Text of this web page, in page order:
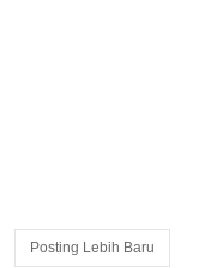
Posting Lebih Baru